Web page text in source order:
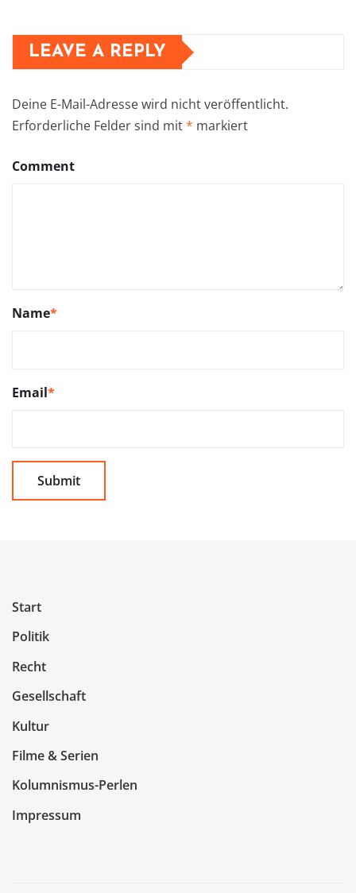
LEAVE A REPLY
Deine E-Mail-Adresse wird nicht veröffentlicht.
Erforderliche Felder sind mit* markiert
Comment
Name*
Email*
Start
Politik
Recht
Gesellschaft
Kultur
Filme & Serien
Kolumnismus-Perlen
Impressum